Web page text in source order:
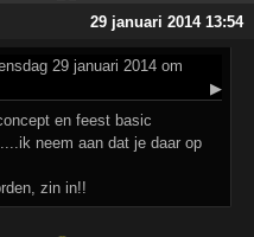
29 januari 2014 13:54
29 januari 2014 om
▶
en feest basic
neem aan dat je daar op
zin in!!